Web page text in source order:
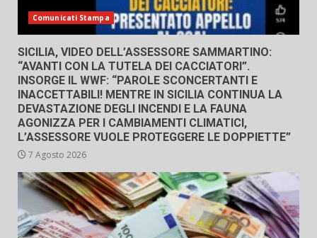
Comunicati Stampa
SICILIA, VIDEO DELL’ASSESSORE SAMMARTINO:
“AVANTI CON LA TUTELA DEI CACCIATORI”.
INSORGE IL WWF: “PAROLE SCONCERTANTI E
INACCETTABILI! MENTRE IN SICILIA CONTINUA LA
DEVASTAZIONE DEGLI INCENDI E LA FAUNA
AGONIZZA PER I CAMBIAMENTI CLIMATICI,
L’ASSESSORE VUOLE PROTEGGERE LE DOPPIETTE”
7 Agosto 2026